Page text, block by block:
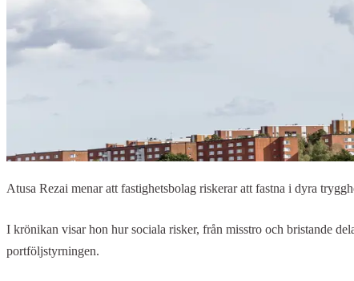
Atusa Rezai menar att fastighetsbolag riskerar att fastna i dyra
I krönikan visar hon hur sociala risker, från misstro och bristande
portföljstyrningen.